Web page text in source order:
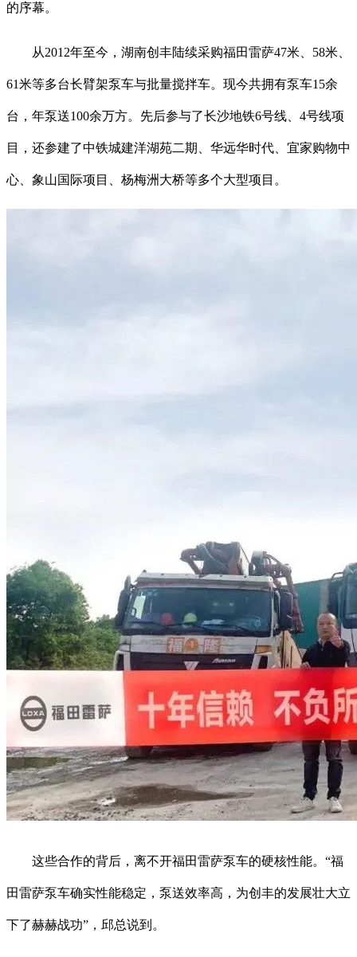
的序幕。
从2012年至今，湖南创丰陆续采购福田雷萨47米、58米、
61米等多台长臂架泵车与批量搅拌车。现今共拥有泵车15余
台，年泵送100余万方。先后参与了长沙地铁6号线、4号线项
目，还参建了中铁城建洋湖苑二期、华远华时代、宜家购物中
心、象山国际项目、杨梅洲大桥等多个大型项目。
这些合作的背后，离不开福田雷萨泵车的硬核性能。“福
田雷萨泵车确实性能稳定，泵送效率高，为创丰的发展壮大立
下了赫赫战功”，邱总说到。